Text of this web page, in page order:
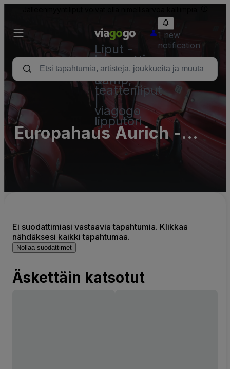
Liput -
konsertti,
urheilu
&amp;
teatteriliput
viagogo
lipputori
1 new
notification
Europahaus Aurich -
Deutsch
Heimvolkshochschule
Ei suodattimiasi vastaavia tapahtumia. Klikkaa
nähdäksesi kaikki tapahtumaa.
Nollaa suodattimet
Äskettäin katsotut